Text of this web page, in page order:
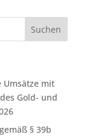
Umsätze mit
Gold- und
§ 39b